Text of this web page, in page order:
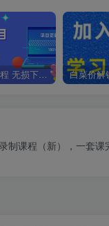
全网VIP课程 无损下载~.~
制课程（新），一套